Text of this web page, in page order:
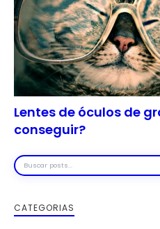
Lentes de óculos de
conseguir?
Buscar
posts
CATEGORIAS